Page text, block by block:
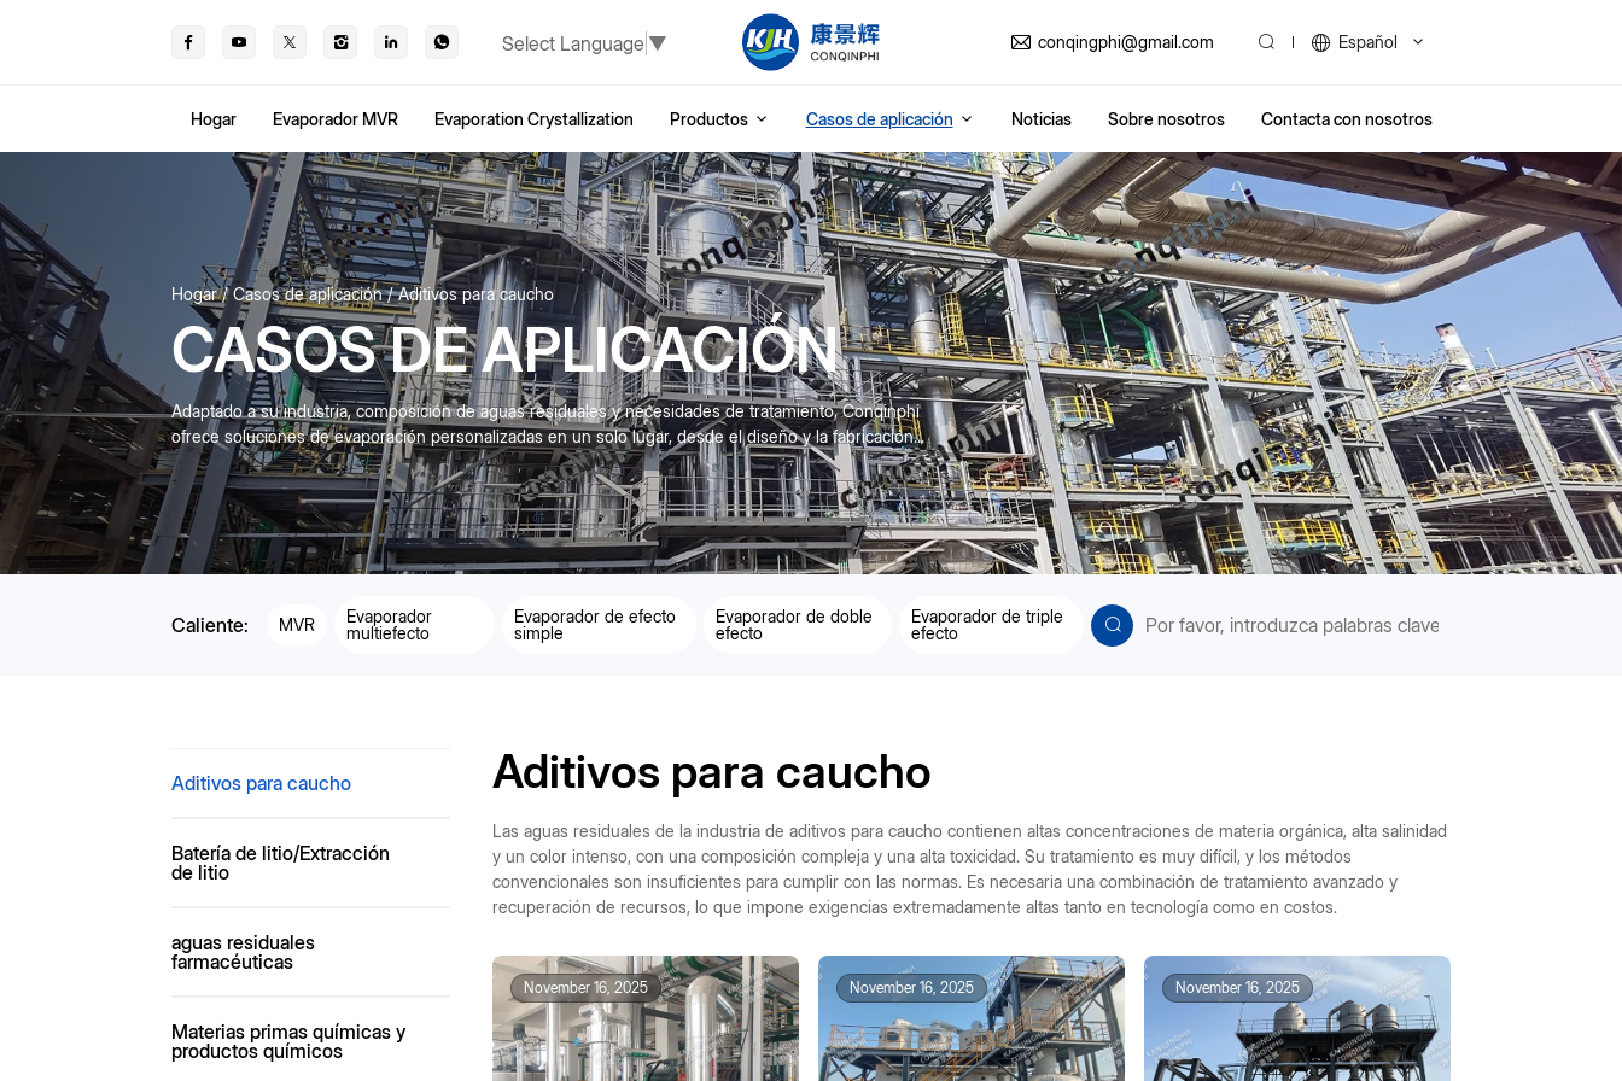
Select Language ▼ conqingphi@gmail.com Español
Hogar Evaporador MVR Evaporation Crystallization Productos Casos de aplicación Noticias Sobre nosotros Contacta con nosotros
Hogar Casos de aplicación Aditivos para caucho
CASOS DE APLICACIÓN
Adaptado a su industria, composición de aguas residuales y necesidades de tratamiento, Conqinphi
ofrece soluciones de evaporación personalizadas en un solo lugar, desde el diseño y la fabricación...
Caliente: MVR
Evaporador
multiefecto
Evaporador de efecto
simple
Evaporador de doble
efecto
Evaporador de triple
efecto
Aditivos para caucho
Batería de litio/Extracción
de litio
aguas residuales
farmacéuticas
Materias primas químicas y
productos químicos
Aditivos para caucho
Las aguas residuales de la industria de aditivos para caucho contienen altas concentraciones de materia orgánica, alta salinidad
y un color intenso, con una composición compleja y una alta toxicidad. Su tratamiento es muy difícil, y los métodos
convencionales son insuficientes para cumplir con las normas. Es necesaria una combinación de tratamiento avanzado y
recuperación de recursos, lo que impone exigencias extremadamente altas tanto en tecnología como en costos.
November 16, 2025 November 16, 2025 November 16, 2025